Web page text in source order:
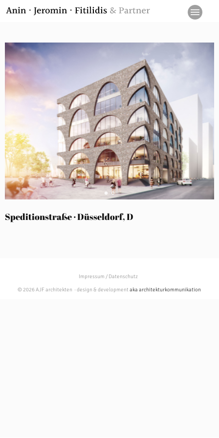
Speditionstraße · Düsseldorf, D
Impressum / Datenschutz
© 2026 AJF architekten · design & developmentaka architekturkommunikation